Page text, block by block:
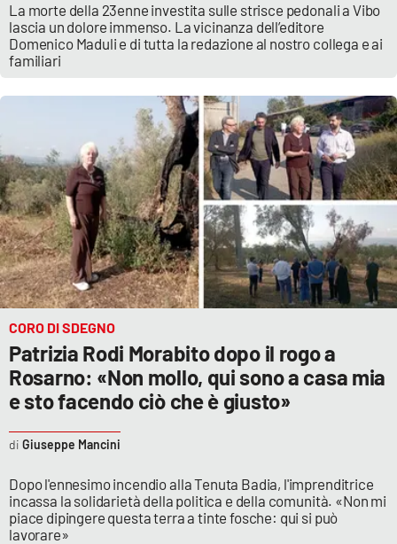
Buona Sanità Calabria
CALABRIAVISIONE
Destinazioni
Eventi
Food
Storie
LAC
NETWORK
Lacplay.it
Lactv.it
Laconair.it
Lacitymag.it
La morte della 23enne investita sulle strisce pedonali a Vibo
lascia un dolore immenso. La vicinanza dell’editore
Domenico Maduli e di tutta la redazione al nostro collega e ai
familiari
CORO DI SDEGNO
Patrizia Rodi Morabito dopo il rogo a
Rosarno: «Non mollo, qui sono a casa mia
e sto facendo ciò che è giusto»
Dopo l'ennesimo incendio alla Tenuta Badia, l'imprenditrice
incassa la solidarietà della politica e della comunità. «Non mi
piace dipingere questa terra a tinte fosche: qui si può
lavorare»
Giuseppe Mancini